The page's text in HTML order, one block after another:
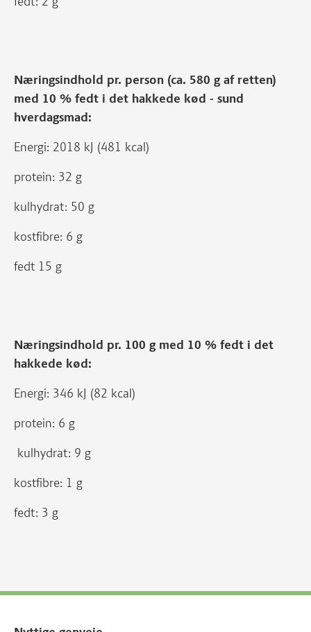
Næringsindhold pr. person (ca. 580 g af retten)
med 10 % fedt i det hakkede kød - sund
hverdagsmad:
Energi: 2018 kJ (481 kcal)
protein: 32 g
kulhydrat: 50 g
kostfibre: 6 g
fedt 15 g
Næringsindhold pr. 100 g med 10 % fedt i det
hakkede kød:
Energi: 346 kJ (82 kcal)
protein: 6 g
kulhydrat: 9 g
kostfibre: 1 g
fedt: 3 g